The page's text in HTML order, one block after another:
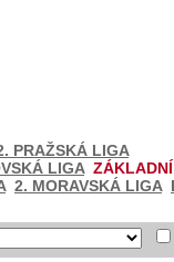
PRAŽSKÁ LIGA
LIGA
2. MORAVSKÁ LIGA